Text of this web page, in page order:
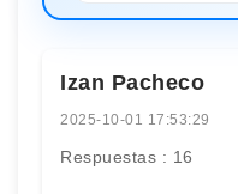
Izan Pacheco
2025-10-01 17:53:29
Respuestas : 16